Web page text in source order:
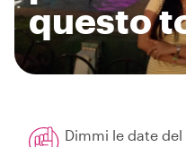
questo
Dimmi le date